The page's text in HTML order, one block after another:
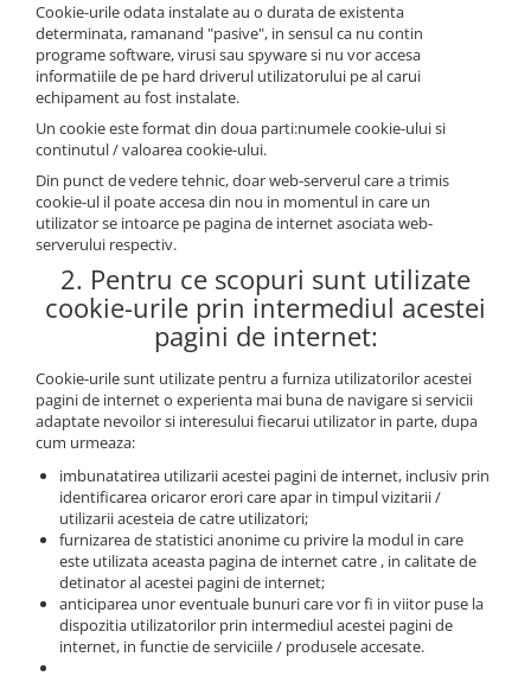
Cookie-urile odata instalate au o durata de existenta
determinata, ramanand "pasive", in sensul ca nu contin
programe software, virusi sau spyware si nu vor accesa
informatiile de pe hard driverul utilizatorului pe al carui
echipament au fost instalate.
Un cookie este format din doua parti:numele cookie-ului si
continutul / valoarea cookie-ului.
Din punct de vedere tehnic, doar web-serverul care a trimis
cookie-ul il poate accesa din nou in momentul in care un
utilizator se intoarce pe pagina de internet asociata web-
serverului respectiv.
2. Pentru ce scopuri sunt utilizate
cookie-urile prin intermediul acestei
pagini de internet:
Cookie-urile sunt utilizate pentru a furniza utilizatorilor acestei
pagini de internet o experienta mai buna de navigare si servicii
adaptate nevoilor si interesului fiecarui utilizator in parte, dupa
cum urmeaza:
imbunatatirea utilizarii acestei pagini de internet, inclusiv prin
identificarea oricaror erori care apar in timpul vizitarii /
utilizarii acesteia de catre utilizatori;
furnizarea de statistici anonime cu privire la modul in care
este utilizata aceasta pagina de internet catre , in calitate de
detinator al acestei pagini de internet;
anticiparea unor eventuale bunuri care vor fi in viitor puse la
dispozitia utilizatorilor prin intermediul acestei pagini de
internet, in functie de serviciile / produsele accesate.